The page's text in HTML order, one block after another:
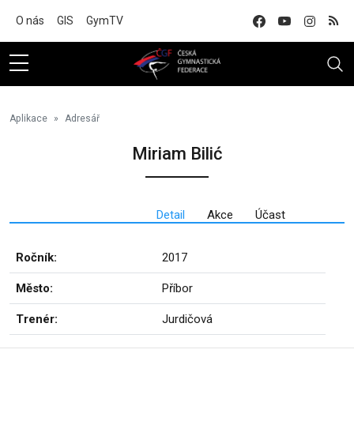
O nás GIS GymTV
Aplikace Adresář
Miriam Bilić
Detail Akce Účast
Ročník: 2017
Město: Příbor
Trenér: Jurdičová